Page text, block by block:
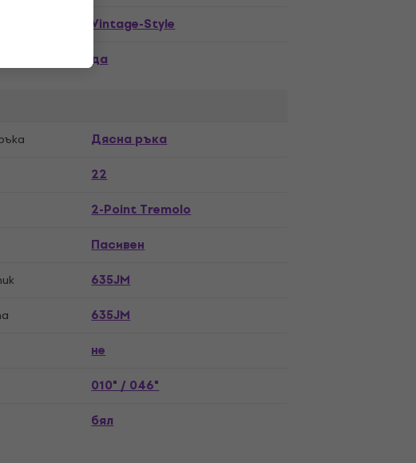
Vintage-Style
да
Дясна ръка
22
2-Point Tremolo
Пасивен
635JM
635JM
не
010" / 046"
бял